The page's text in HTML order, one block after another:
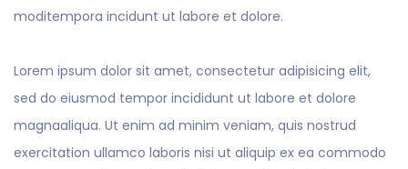
moditempora incidunt ut labore et dolore.
Lorem ipsum dolor sit amet, consectetur adipisicing elit,
sed do eiusmod tempor incididunt ut labore et dolore
magnaaliqua. Ut enim ad minim veniam, quis nostrud
exercitation ullamco laboris nisi ut aliquip ex ea commodo